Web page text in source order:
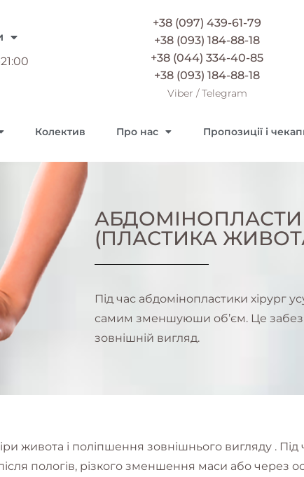
+38 (097) 439-61-79
+38 (093) 184-88-18
+38 (044) 334-40-85
+38 (093) 184-88-18
Viber /Telegram
Колектив Про нас Пропозиції і
(ПЛАСТИКА
Під час абдомінопластики хірург
самим зменшуюши об’єм. Це
зовнішній вигляд.
живота і поліпшення зовнішнього вигляду .
пологів, різкого зменшення маси або через